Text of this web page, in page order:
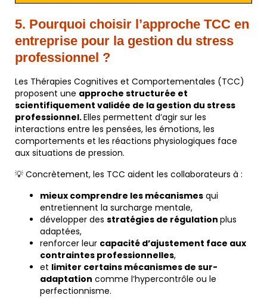
5. Pourquoi choisir l’approche TCC en
entreprise pour la gestion du stress
professionnel ?
Les Thérapies Cognitives et Comportementales (TCC)
proposent une approche structurée et
scientifiquement validée de la gestion du stress
professionnel.Elles permettent d’agir sur les
interactions entre les pensées, les émotions, les
comportements et les réactions physiologiques face
aux situations de pression.
💡 Concrètement, les TCC aident les collaborateurs à :
mieux comprendre les mécanismes qui
entretiennent la surcharge mentale,
développer des stratégies de régulation plus
adaptées,
renforcer leur capacité d’ajustement face aux
contraintes professionnelles,
et limiter certains mécanismes de sur-
adaptation comme l’hypercontrôle ou le
perfectionnisme.